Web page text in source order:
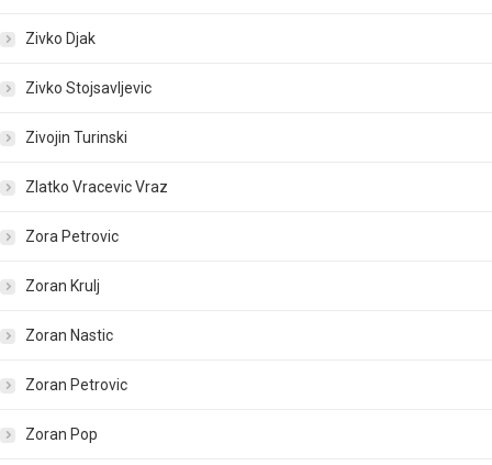
Zivko Djak
Zivko Stojsavljevic
Zivojin Turinski
Zlatko Vracevic Vraz
Zora Petrovic
Zoran Krulj
Zoran Nastic
Zoran Petrovic
Zoran Pop